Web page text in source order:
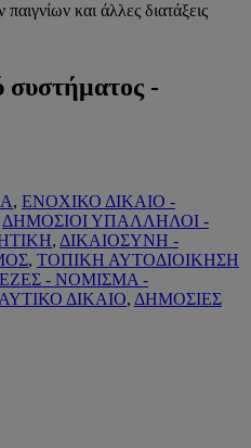
και άλλες διατάξεις
συστήματος -
, ΕΝΟΧΙΚΟ ΔΙΚΑΙΟ -
ΔΗΜΟΣΙΟΙ ΥΠΑΛΛΗΛΟΙ -
, ΔΙΚΑΙΟΣΥΝΗ -
, ΤΟΠΙΚΗ ΑΥΤΟΔΙΟΙΚΗΣΗ
- ΝΟΜΙΣΜΑ -
ΔΙΚΑΙΟ, ΔΗΜΟΣΙΕΣ